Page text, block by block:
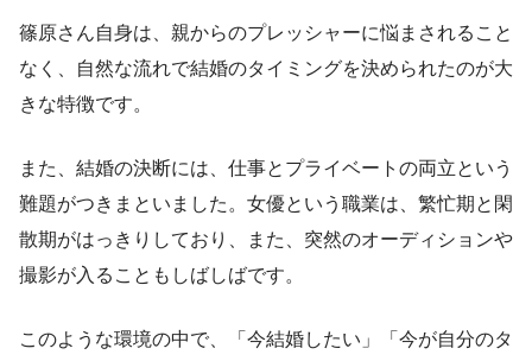
篠原さん自身は、親からのプレッシャーに悩まされること
なく、自然な流れで結婚のタイミングを決められたのが大
きな特徴です。
また、結婚の決断には、仕事とプライベートの両立という
難題がつきまといました。女優という職業は、繁忙期と閑
散期がはっきりしており、また、突然のオーディションや
撮影が入ることもしばしばです。
このような環境の中で、「今結婚したい」「今が自分のタ